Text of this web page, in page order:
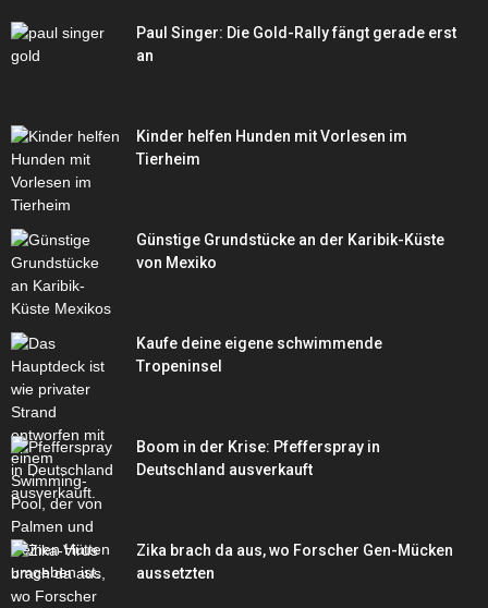
Paul Singer: Die Gold-Rally fängt gerade erst
an
Kinder helfen Hunden mit Vorlesen im
Tierheim
Günstige Grundstücke an der Karibik-Küste
von Mexiko
Kaufe deine eigene schwimmende
Tropeninsel
Boom in der Krise: Pfefferspray in
Deutschland ausverkauft
Zika brach da aus, wo Forscher Gen-Mücken
aussetzten